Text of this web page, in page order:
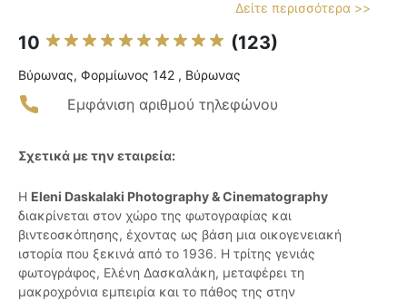
Δείτε περισσότερα >>
10 (123)
Βύρωνας, Φορμίωνος 142 , Βύρωνας
Εμφάνιση αριθμού τηλεφώνου
Σχετικά με την εταιρεία:
Η Eleni Daskalaki Photography & Cinematography
διακρίνεται στον χώρο της φωτογραφίας και
βιντεοσκόπησης, έχοντας ως βάση μια οικογενειακή
ιστορία που ξεκινά από το 1936. Η τρίτης γενιάς
φωτογράφος, Ελένη Δασκαλάκη, μεταφέρει τη
μακροχρόνια εμπειρία και το πάθος της στην